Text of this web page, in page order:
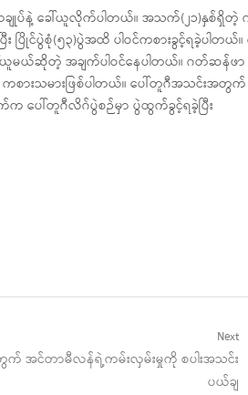
ျုပ်နဲ့ ခေါ်ယူလိုက်ပါတယ်။ အသက်(၂၁)နှစ်ရှိတဲ့
င်ပွဲစုံ(၅၃)ပွဲအထိ ပါဝင်ကစားခွင့်ရခဲ့ပါတယ်။
ယူမယ်ဆိုတဲ့ အချက်ပါဝင်နေပါတယ်။ ဂတ်ဆန်ဖာ
ားသမားဖြစ်ပါတယ်။ ပေါ်တူဂီအသင်းအတွက်
ပေါ်တူဂီလိဂ်ပွဲစဉ်မှာ ပွဲထွက်ခွင့်ရခဲ့ပြီး
Next
အင်တာမီလန်ရဲ့ကမ်းလှမ်းမှုကို စပါးအသင်း
ပယ်ချ